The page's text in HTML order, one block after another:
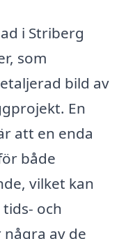
i Striberg
som
bild av
En
att en enda
både
vilket kan
och
av de